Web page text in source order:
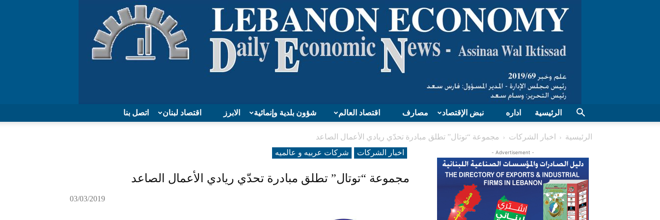
Lebanon
اتصل بنا اقتصاد لبنان الابرز شؤون بلدية وإنمائية اقتصاد العالم مصارف نبض الإقتصاد اداره الرئيسية
الرئيسية اخبار الشركات
مجموعة “توتال” تطلق مبادرة تحدّي ريادي الأعمال الصاعد
اخبار الشركات
شرکات عربیه و عالمیه
مجموعة “توتال” تطلق مبادرة تحدّي ريادي الأعمال الصاعد
03/03/2019
- Advertisement -